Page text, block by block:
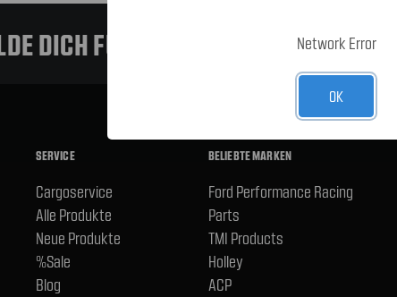
DICH FÜR UNSEREN NEWSLETTER AN
SERVICE
Cargoservice
Alle Produkte
Neue Produkte
%Sale
Blog
BELIEBTE MARKEN
Ford Performance Racing
Parts
TMI Products
Holley
ACP
Network Error
OK